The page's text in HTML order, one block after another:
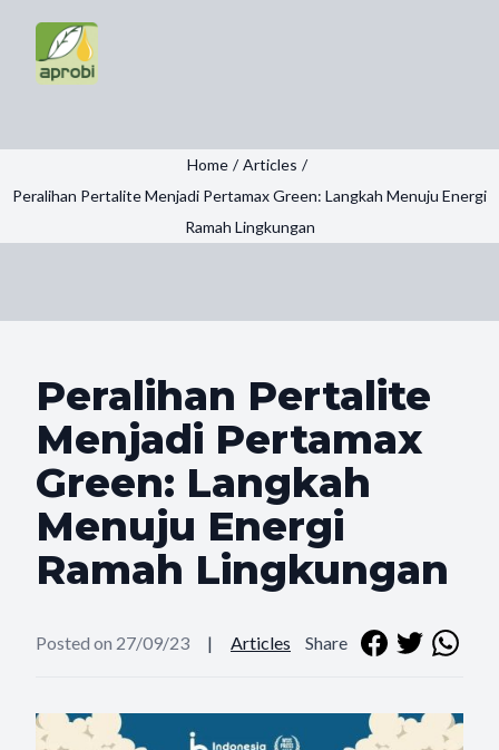
Home / Articles /
Peralihan Pertalite Menjadi Pertamax Green: Langkah Menuju Energi
Ramah Lingkungan
Peralihan Pertalite
Menjadi Pertamax
Green: Langkah
Menuju Energi
Ramah Lingkungan
Posted on 27/09/23 | Articles Share